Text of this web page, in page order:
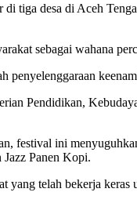
tiga desa di Aceh
sebagai wahana
penyelenggaraan
Pendidikan,
festival ini
Panen Kopi.
yang telah bekerja